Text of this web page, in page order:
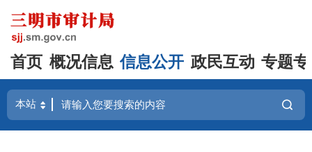
首页 概况信息 信息公开 政民互动 专题